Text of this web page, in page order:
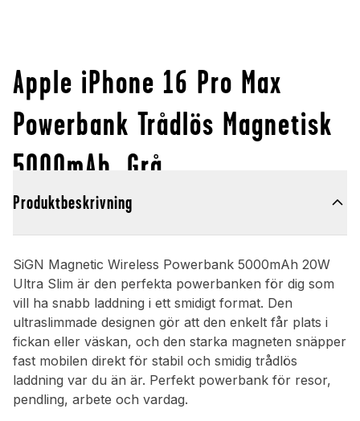
Apple iPhone 16 Pro Max
Powerbank Trådlös Magnetisk
5000mAh, Grå
Produktbeskrivning
SiGN Magnetic Wireless Powerbank 5000mAh 20W
Ultra Slim är den perfekta powerbanken för dig som
vill ha snabb laddning i ett smidigt format. Den
ultraslimmade designen gör att den enkelt får plats i
fickan eller väskan, och den starka magneten snäpper
fast mobilen direkt för stabil och smidig trådlös
laddning var du än är. Perfekt powerbank för resor,
pendling, arbete och vardag.